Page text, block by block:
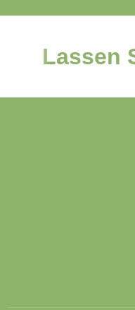
Lassen